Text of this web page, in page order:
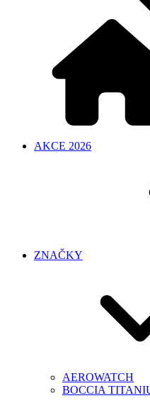
AKCE 2026
ZNAČKY
AEROWATCH
BOCCIA